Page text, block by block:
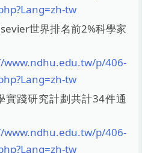
tw
世界排名前2%科學家
www.ndhu.edu.tw/p/406-
tw
實踐研究計劃共計34件通
www.ndhu.edu.tw/p/406-
tw